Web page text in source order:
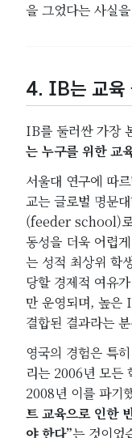
을 그었다는 사실
4. IB는 교육
IB를 둘러싼 가장
는 누구를 위한 교
서울대 연구에 따
교는 글로벌 명문
(feeder school)로
동성을 더욱 어렵
는 성적 최상위 학
당할 경제적 여유
만 운영되며, 높은
결합된 결과라는
영국의 경험은 특
리는 2006년 모든
2008년 이를 파기
트 교육으로 인한
야 한다”는 것이었